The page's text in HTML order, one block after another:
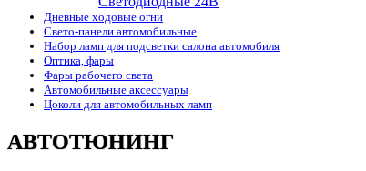
Дневные ходовые огни
Свето-панели автомобильные
Набор ламп для подсветки салона автомобиля
Оптика, фары
Фары рабочего света
Автомобильные аксессуары
Цоколи для автомобильных ламп
АВТОТЮНИНГ